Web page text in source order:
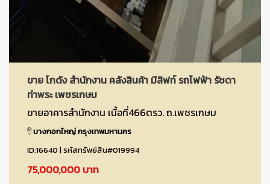
ขาย โกดัง สำนักงาน คลังสินค้า มีลิฟท์ รถไฟฟ้า รัชดา
ท่าพระ เพชรเกษม
ขายอาคารสำนักงาน เนื้อที่466ตรว. ถ.เพชรเกษม
บางกอกใหญ่ กรุงเทพมหานคร
ID:16640 | รหัสทรัพย์สิน#019994
75,000,000 บาท